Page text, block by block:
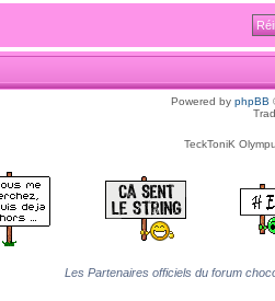
Powered by phpBB
TeckToniK
Les Partenaires officiels du forum